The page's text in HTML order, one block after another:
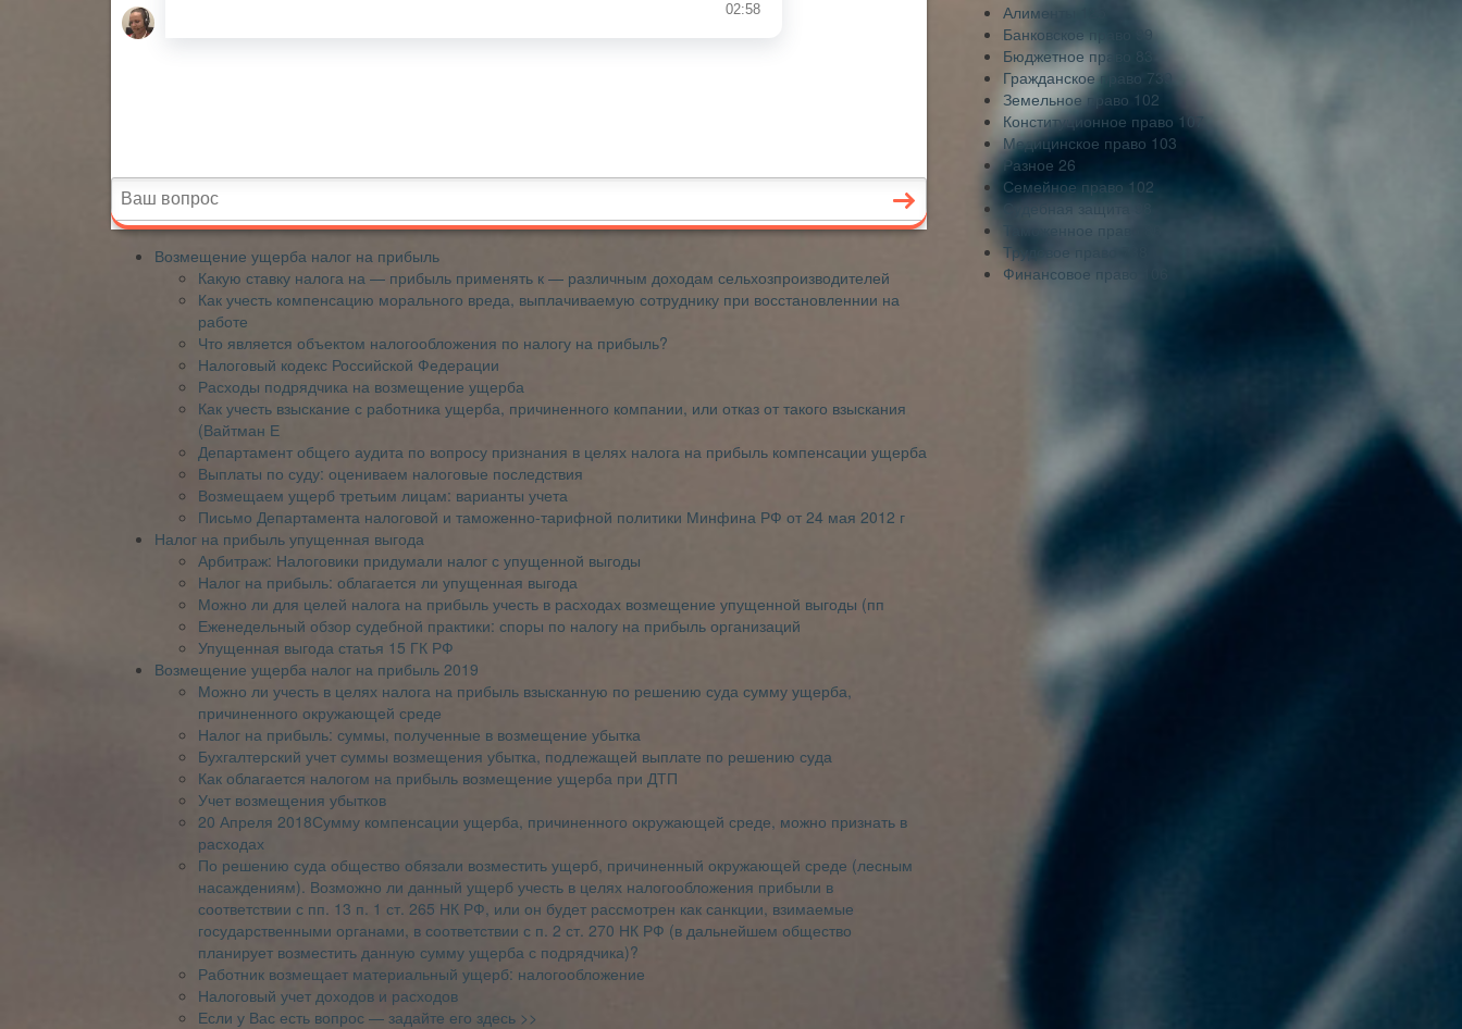
Возмещение ущерба налог на прибыль
Какую ставку налога на — прибыль применять к — различным доходам сельхозпроизводителей
Как учесть компенсацию морального вреда, выплачиваемую сотруднику при восстановленнии на
работе
Что является объектом налогообложения по налогу на прибыль?
Налоговый кодекс Российской Федерации
Расходы подрядчика на возмещение ущерба
Как учесть взыскание с работника ущерба, причиненного компании, или отказ от такого взыскания
(Вайтман Е
Департамент общего аудита по вопросу признания в целях налога на прибыль компенсации ущерба
Выплаты по суду: оцениваем налоговые последствия
Возмещаем ущерб третьим лицам: варианты учета
Письмо Департамента налоговой и таможенно-тарифной политики Минфина РФ от 24 мая 2012 г
Налог на прибыль упущенная выгода
Арбитраж: Налоговики придумали налог с упущенной выгоды
Налог на прибыль: облагается ли упущенная выгода
Можно ли для целей налога на прибыль учесть в расходах возмещение упущенной выгоды (пп
Еженедельный обзор судебной практики: споры по налогу на прибыль организаций
Упущенная выгода статья 15 ГК РФ
Возмещение ущерба налог на прибыль 2019
Можно ли учесть в целях налога на прибыль взысканную по решению суда сумму ущерба,
причиненного окружающей среде
Налог на прибыль: суммы, полученные в возмещение убытка
Бухгалтерский учет суммы возмещения убытка, подлежащей выплате по решению суда
Как облагается налогом на прибыль возмещение ущерба при ДТП
Учет возмещения убытков
20 Апреля 2018Сумму компенсации ущерба, причиненного окружающей среде, можно признать в
расходах
По решению суда общество обязали возместить ущерб, причиненный окружающей среде (лесным
насаждениям). Возможно ли данный ущерб учесть в целях налогообложения прибыли в
соответствии с пп. 13 п. 1 ст. 265 НК РФ, или он будет рассмотрен как санкции, взимаемые
государственными органами, в соответствии с п. 2 ст. 270 НК РФ (в дальнейшем общество
планирует возместить данную сумму ущерба с подрядчика)?
Работник возмещает материальный ущерб: налогообложение
Налоговый учет доходов и расходов
Если у Вас есть вопрос — задайте его здесь >>
Алименты
Банковское право
99
Бюджетное право
Гражданское право 739
Земельное право 102
Конституционное право 107
Медицинское право 103
Разное 26
Семейное право 102
Судебная защита
Таможенное право
Трудовое право
Финансовое право